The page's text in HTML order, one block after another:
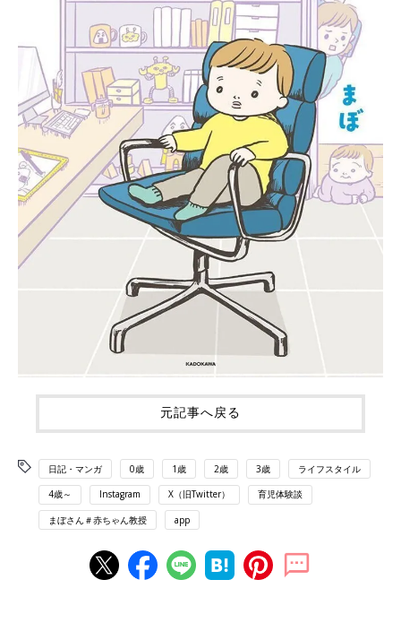
元記事へ戻る
日記・マンガ 0歳 1歳 2歳 3歳 ライフスタイル
4歳～ Instagram X（旧Twitter） 育児体験談
まぼさん＃赤ちゃん教授 app